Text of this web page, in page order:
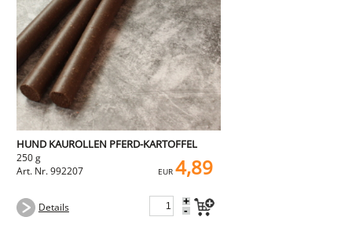
HUND KAUROLLEN PFERD-KARTOFFEL
250 g
Art. Nr. 992207
EUR 4,89
Details +
-